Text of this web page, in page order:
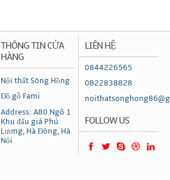
THÔNG TIN CỬA
HÀNG
Nội thất Sông Hồng
Đồ gỗ Fami
Address: A80 Ngõ 1
Khu đấu giá Phú
Lương, Hà Đông, Hà
Nội
LIÊN HỆ
0844226565
0822838828
FOLLOW US